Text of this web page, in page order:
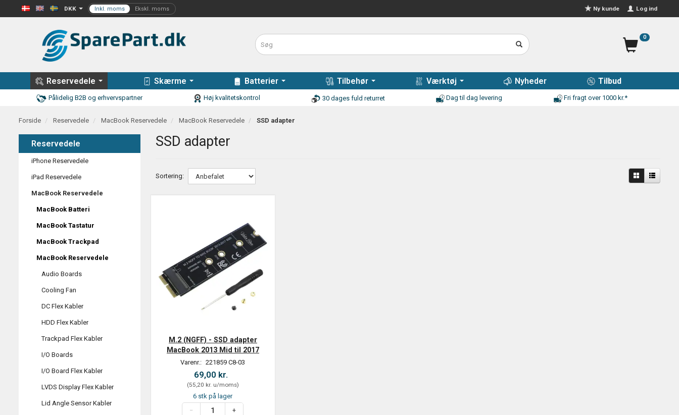
DKK Log ind
Ny kunde
0
Reservedele Skærme Batterier Tilbehør Værktøj Nyheder Tilbud
Pålidelig B2B og erhvervspartner Høj kvalitetskontrol 30 dages fuld returret Dag til dag levering Fri fragt over 1000 kr.*
Forside Reservedele MacBook Reservedele MacBook Reservedele SSD adapter
Reservedele
iPhone Reservedele
iPad Reservedele
MacBook Reservedele
MacBook Batteri
MacBook Tastatur
MacBook Trackpad
MacBook Reservedele
Audio Boards
Cooling Fan
DC Flex Kabler
HDD Flex Kabler
Trackpad Flex Kabler
I/O Boards
I/O Board Flex Kabler
LVDS Display Flex Kabler
Lid Angle Sensor Kabler
SSD adapter
Sortering:
M.2 (NGFF) - SSD adapter
MacBook 2013 Mid til 2017
Varenr.: 221859 C8-03
69,00 kr.
(55,20 kr. u/moms)
6 stk på lager